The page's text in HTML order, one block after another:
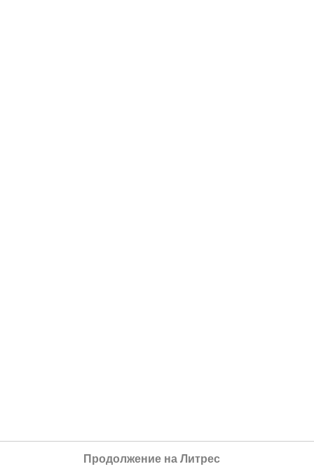
Продолжение на Литрес